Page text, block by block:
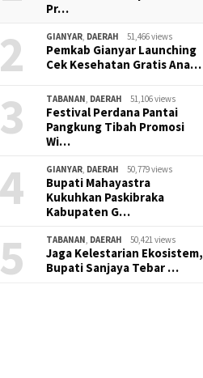
Pr…
2 GIANYAR DAERAH 51,466 views
Pemkab Gianyar Launching
Cek Kesehatan Gratis Ana…
3 TABANAN DAERAH 51,106 views
Festival Perdana Pantai
Pangkung Tibah Promosi
Wi…
4 GIANYAR DAERAH 50,779 views
Bupati Mahayastra
Kukuhkan Paskibraka
Kabupaten G…
5 TABANAN DAERAH 50,421 views
Jaga Kelestarian Ekosistem,
Bupati Sanjaya Tebar …